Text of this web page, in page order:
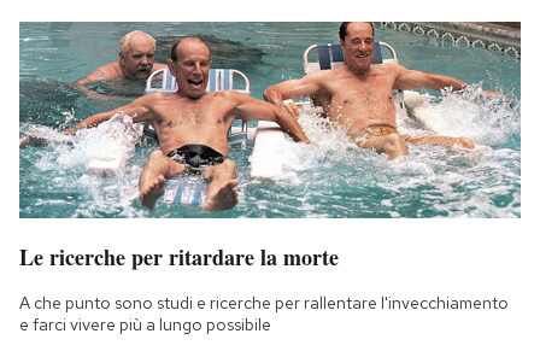
Le ricerche per ritardare la morte
A che punto sono studi e ricerche per rallentare l'invecchiamento
e farci vivere più a lungo possibile